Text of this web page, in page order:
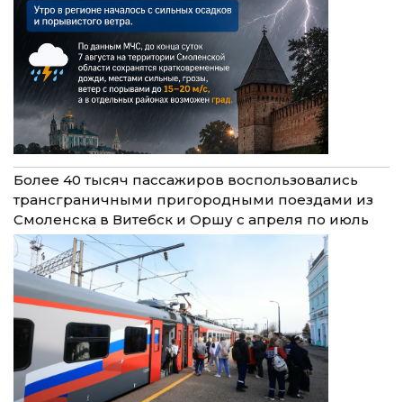
Более 40 тысяч пассажиров воспользовались
трансграничными пригородными поездами из
Смоленска в Витебск и Оршу с апреля по июль